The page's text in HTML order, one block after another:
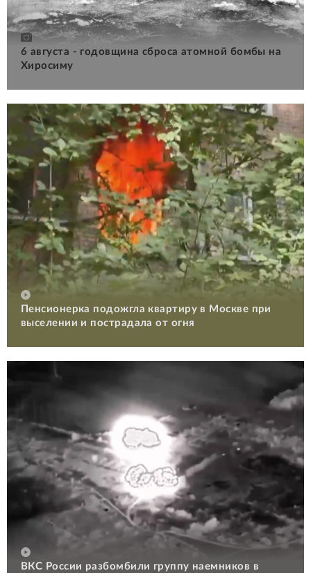
6 августа - годовщина сброса атомной бомбы на
Хиросиму
Пенсионерка подожгла квартиру в Москве при
выселении и пострадала от огня
ВКС России разбомбили группу наемников в